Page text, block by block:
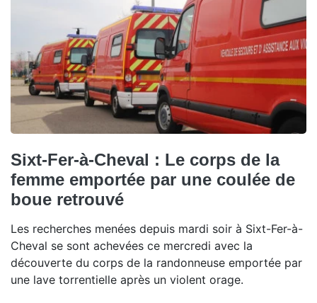
Sixt-Fer-à-Cheval : Le corps de la
femme emportée par une coulée de
boue retrouvé
Les recherches menées depuis mardi soir à Sixt-Fer-à-
Cheval se sont achevées ce mercredi avec la
découverte du corps de la randonneuse emportée par
une lave torrentielle après un violent orage.